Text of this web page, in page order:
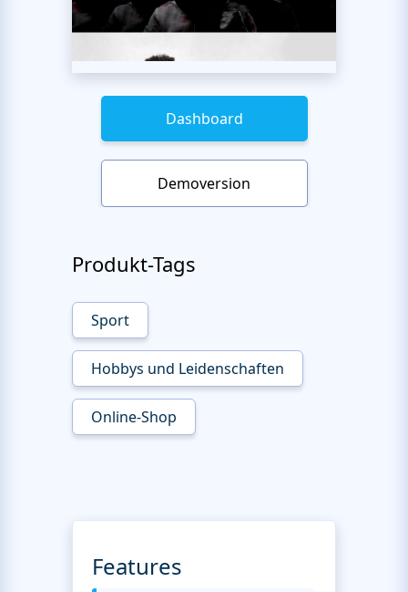
Dashboard
Demoversion
Produkt-Tags
Sport
Hobbys und Leidenschaften
Online-Shop
Features